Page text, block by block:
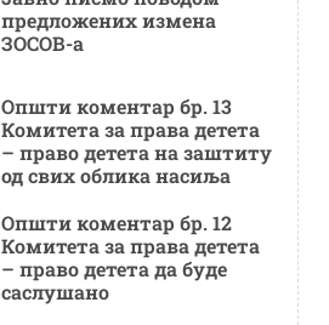
предложених измена
ЗОСОВ-а
Општи коментар бр. 13
Комитета за права детета
– право детета на заштиту
од свих облика насиља
Општи коментар бр. 12
Комитета за права детета
– право детета да буде
саслушано